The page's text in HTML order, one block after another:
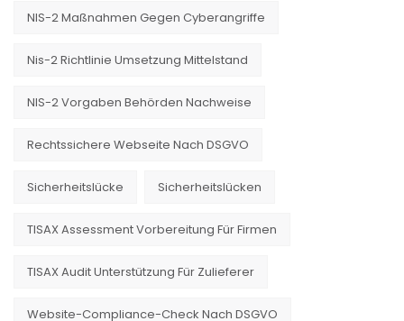
NIS-2 Maßnahmen Gegen Cyberangriffe
Nis-2 Richtlinie Umsetzung Mittelstand
NIS-2 Vorgaben Behörden Nachweise
Rechtssichere Webseite Nach DSGVO
Sicherheitslücke Sicherheitslücken
TISAX Assessment Vorbereitung Für Firmen
TISAX Audit Unterstützung Für Zulieferer
Website-Compliance-Check Nach DSGVO